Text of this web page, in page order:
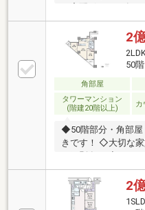
生活が可能！
2
50
角部屋
タワーマンション
(階建20階以上)
カ
◆50階部分・角部屋
きです！ ◇大切な
ゼット付き ◇LDKは
2